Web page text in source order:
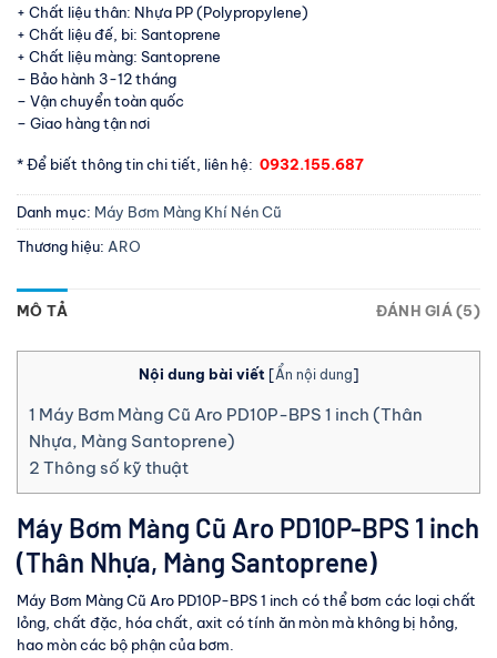
+ Chất liệu thân: Nhựa PP (Polypropylene)
+ Chất liệu đế, bi: Santoprene
+ Chất liệu màng: Santoprene
– Bảo hành 3-12 tháng
– Vận chuyển toàn quốc
– Giao hàng tận nơi
* Để biết thông tin chi tiết, liên hệ: 0932.155.687
Danh mục: Máy Bơm Màng Khí Nén Cũ
Thương hiệu: ARO
MÔ TẢ ĐÁNH GIÁ (5)
Nội dung bài viết [Ẩn nội dung]
1 Máy Bơm Màng Cũ Aro PD10P-BPS 1 inch (Thân
Nhựa, Màng Santoprene)
2 Thông số kỹ thuật
Máy Bơm Màng Cũ Aro PD10P-BPS 1 inch
(Thân Nhựa, Màng Santoprene)
Máy Bơm Màng Cũ Aro PD10P-BPS 1 inch có thể bơm các loại chất
lỏng, chất đặc, hóa chất, axit có tính ăn mòn mà không bị hỏng,
hao mòn các bộ phận của bơm.